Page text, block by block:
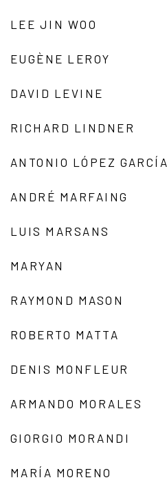
LEE JIN WOO
EUGÈNE LEROY
DAVID LEVINE
RICHARD LINDNER
ANTONIO LÓPEZ GARCÍA
ANDRÉ MARFAING
LUIS MARSANS
MARYAN
RAYMOND MASON
ROBERTO MATTA
DENIS MONFLEUR
ARMANDO MORALES
GIORGIO MORANDI
MARÍA MORENO